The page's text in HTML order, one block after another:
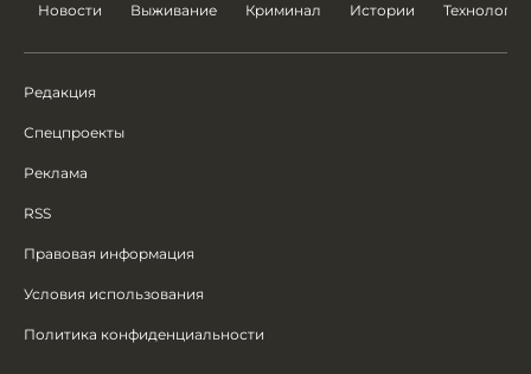
Новости Выживание Криминал Истории Технологии
Редакция
Спецпроекты
Реклама
RSS
Правовая информация
Условия использования
Политика конфиденциальности